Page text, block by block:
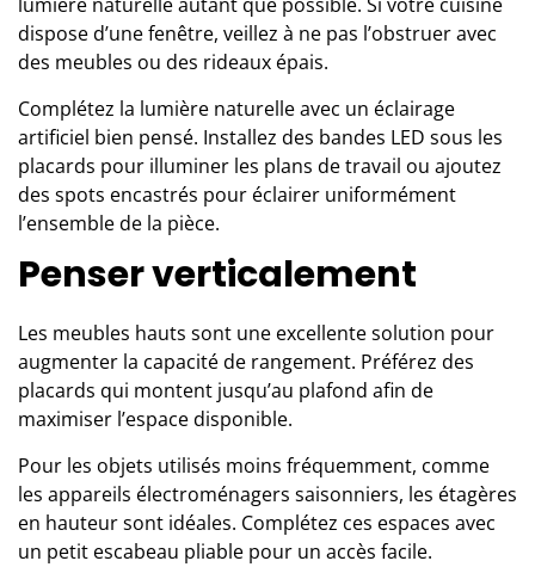
dispose d’une fenêtre, veillez à ne pas l’obstruer avec
des meubles ou des rideaux épais.
Complétez la lumière naturelle avec un éclairage
artificiel bien pensé. Installez des bandes LED sous les
placards pour illuminer les plans de travail ou ajoutez
des spots encastrés pour éclairer uniformément
l’ensemble de la pièce.
Penser verticalement
Les meubles hauts sont une excellente solution pour
augmenter la capacité de rangement. Préférez des
placards qui montent jusqu’au plafond afin de
maximiser l’espace disponible.
Pour les objets utilisés moins fréquemment, comme
les appareils électroménagers saisonniers, les étagères
en hauteur sont idéales. Complétez ces espaces avec
un petit escabeau pliable pour un accès facile.